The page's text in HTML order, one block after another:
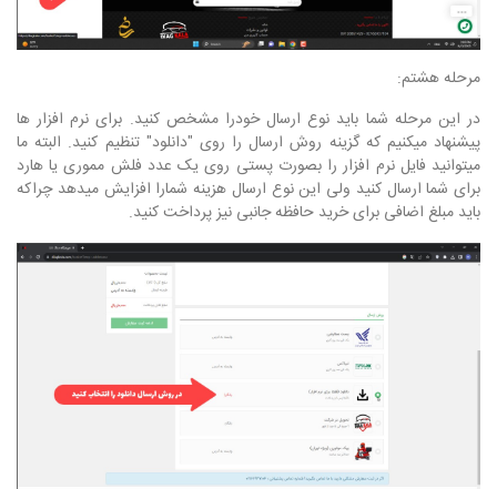
مرحله هشتم:
در این مرحله شما باید نوع ارسال خودرا مشخص کنید. برای نرم افزار ها
پیشنهاد میکنیم که گزینه روش ارسال را روی "دانلود" تنظیم کنید. البته ما
میتوانید فایل نرم افزار را بصورت پستی روی یک عدد فلش مموری یا هارد
برای شما ارسال کنید ولی این نوع ارسال هزینه شمارا افزایش میدهد چراکه
باید مبلغ اضافی برای خرید حافظه جانبی نیز پرداخت کنید.